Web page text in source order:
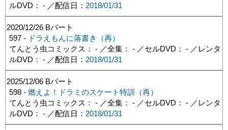
ルDVD： - ／配信日： 2018/01/31
2020/12/26 Bパート
597 - ドラえもんに落書き（再）
てんとう虫コミックス： - ／全集： - ／セルDVD： - ／レンタ
ルDVD： - ／配信日： 2018/01/31
2025/12/06 Bパート
598 - 燃えよ！ドラミのスケート特訓（再）
てんとう虫コミックス： - ／全集： - ／セルDVD： - ／レンタ
ルDVD： - ／配信日： 2018/01/31